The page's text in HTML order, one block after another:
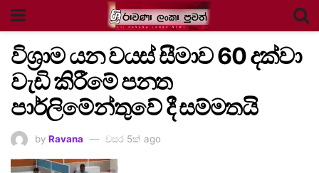
විශ්‍රාම යන වයස් සීමාව 60 දක්වා
වැඩි කිරීමේ පනත
පාර්ලිමේන්තුවේ දී සම්මතයි
by Ravana වසර 5ක් ago